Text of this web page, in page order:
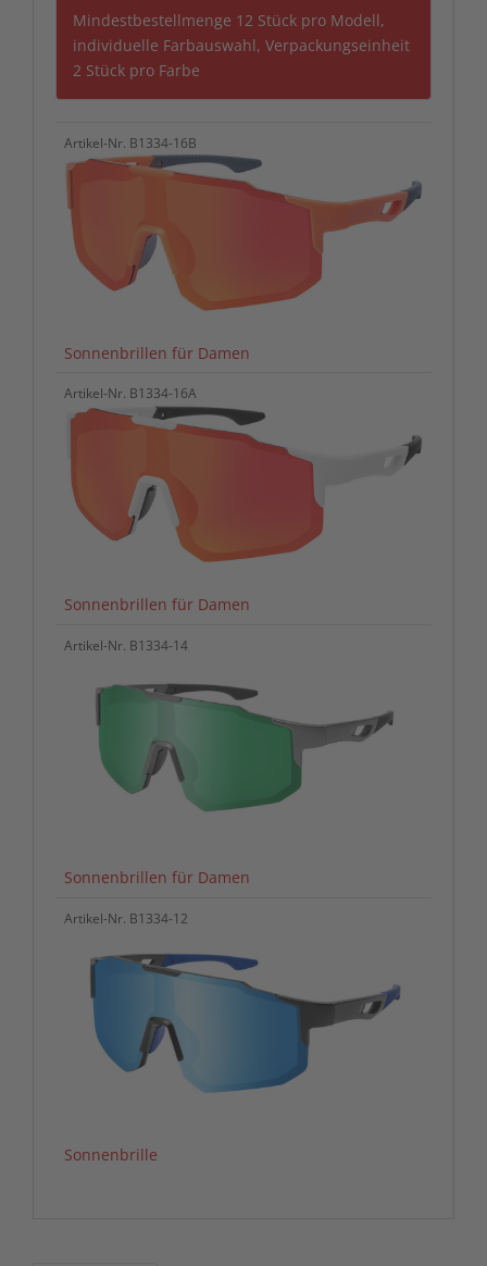
Mindestbestellmenge 12 Stück pro Modell,
individuelle Farbauswahl, Verpackungseinheit
2 Stück pro Farbe
Artikel-Nr. B1334-16B
Sonnenbrillen für Damen
Artikel-Nr. B1334-16A
Sonnenbrillen für Damen
Artikel-Nr. B1334-14
Sonnenbrillen für Damen
Artikel-Nr. B1334-12
Sonnenbrille